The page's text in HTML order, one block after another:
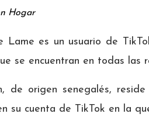
Hogar
Lame es un usuario de
se encuentran en todas las
de origen senegalés,
su cuenta de TikTok en la